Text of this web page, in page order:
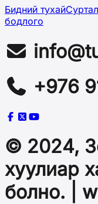
Бидний тухай
бодлого
+976
© 2024,
хуулиар
болно. |